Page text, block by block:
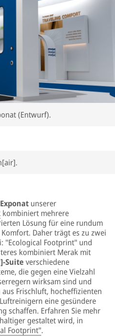
(Entwurf).
unserer
kombiniert mehrere
Lösung für eine rundum
Daher trägt es zu zwei
"Ecological Footprint" und
kombiniert Merak mit
Suite verschiedene
die gegen eine Vielzahl
wirksam sind und
Frischluft, hocheffizienten
eine gesündere
schaffen. Erfahren Sie mehr
gestaltet wird, in
Footprint".